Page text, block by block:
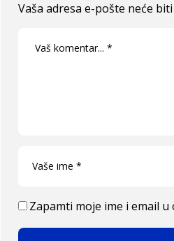
Vaša adresa e-pošte neće
Zapamti moje ime i email